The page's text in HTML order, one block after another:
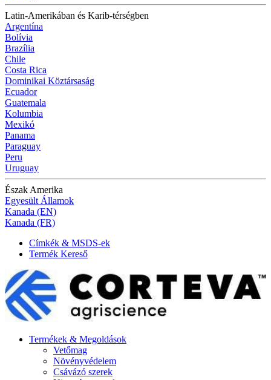
Latin-Amerikában és Karib-térségben
Argentína
Bolívia
Brazília
Chile
Costa Rica
Dominikai Köztársaság
Ecuador
Guatemala
Kolumbia
Mexikó
Panama
Paraguay
Peru
Uruguay
Észak Amerika
Egyesült Államok
Kanada (EN)
Kanada (FR)
Címkék & MSDS-ek
Termék Kereső
Termékek & Megoldások
Vetőmag
Növényvédelem
Csávázó szerek